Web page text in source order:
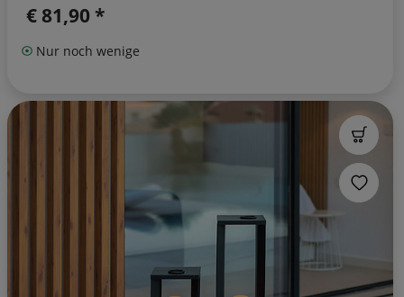
€ 81,90 *
Nur noch wenige